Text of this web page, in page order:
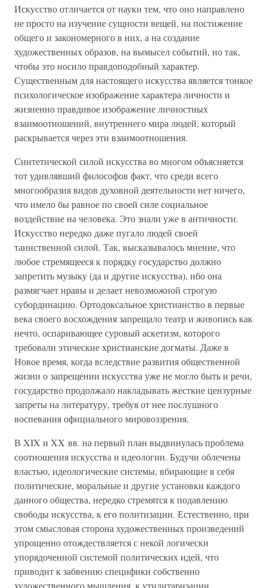
Искусство отличается от науки тем, что оно направлено
не просто на изучение сущности вещей, на постижение
общего и закономерного в них, а на создание
художественных образов, на вымысел событий, но так,
чтобы это носило правдоподобный характер.
Существенным для настоящего искусства является тонкое
психологическое изображение характера личности и
жизненно правдивое изображение личностных
взаимоотношений, внутреннего мира людей, который
раскрывается через эти взаимоотношения.
Синтетической силой искусства во многом объясняется
тот удивлявший философов факт, что среди всего
многообразия видов духовной деятельности нет ничего,
что имело бы равное по своей силе социальное
воздействие на человека. Это знали уже в античности.
Искусство нередко даже пугало людей своей
таинственной силой. Так, высказывалось мнение, что
любое стремящееся к порядку государство должно
запретить музыку (да и другие искусства), ибо она
размягчает нравы и делает невозможной строгую
субординацию. Ортодоксальное христианство в первые
века своего восхождения запрещало театр и живопись как
нечто, оспаривающее суровый аскетизм, которого
требовали этические христианские догматы. Даже в
Новое время, когда вследствие развития общественной
жизни о запрещении искусства уже не могло быть и речи,
государство продолжало накладывать жесткие цензурные
запреты на литературу, требуя от нее послушного
воспевания официального мировоззрения.
В XIX и XX вв. на первый план выдвинулась проблема
соотношения искусства и идеологии. Будучи облечены
властью, идеологические системы, вбирающие в себя
политические, моральные и другие установки каждого
данного общества, нередко стремятся к подавлению
свободы искусства, к его политизации. Естественно, при
этом смысловая сторона художественных произведений
упрощенно отождествляется с некой логически
упорядоченной системой политических идей, что
приводит к забвению специфики собственно
художественного мышления, к утилитаризации